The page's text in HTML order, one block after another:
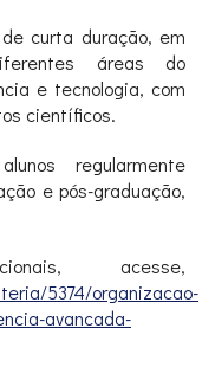
curta duração, em
áreas do
e tecnologia, com
científicos.
regularmente
e pós-graduação,
acesse,
5374/organizacao-
avancada-